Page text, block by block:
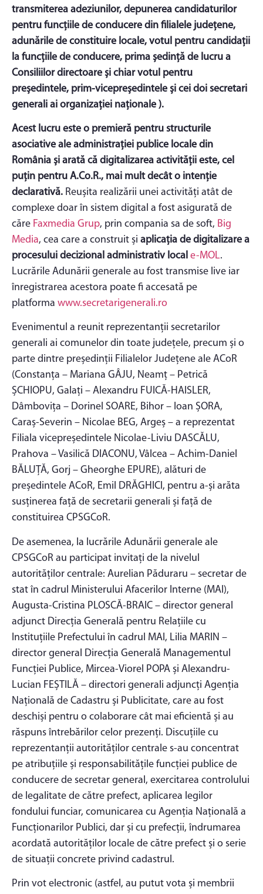
transmiterea adeziunilor, depunerea candidaturilor
pentru funcțiile de conducere din filialele județene,
adunările de constituire locale, votul pentru candidații
la funcțiile de conducere, prima ședință de lucru a
Consiliilor directoare și chiar votul pentru
președintele, prim-vicepreședintele și cei doi secretari
generali ai organizației naționale ).
Acest lucru este o premieră pentru structurile
asociative ale administrației publice locale din
România și arată că digitalizarea activității este, cel
puțin pentru A.Co.R., mai mult decât o intenție
declarativă. Reușita realizării unei activități atât de
complexe doar în sistem digital a fost asigurată de
căre Faxmedia Grup, prin compania sa de soft, Big
Media, cea care a construit și aplicația de digitalizare a
procesului decizional administrativ local e-MOL.
Lucrările Adunării generale au fost transmise live iar
înregistrarea acestora poate fi accesată pe
platforma www.secretarigenerali.ro
Evenimentul a reunit reprezentanții secretarilor
generali ai comunelor din toate județele, precum și o
parte dintre președinții Filialelor Județene ale ACoR
(Constanța – Mariana GÂJU, Neamț – Petrică
ȘCHIOPU, Galați – Alexandru FUICĂ-HAISLER,
Dâmbovița – Dorinel SOARE, Bihor – Ioan ȘORA,
Caraș-Severin – Nicolae BEG, Argeș – a reprezentat
Filiala vicepreședintele Nicolae-Liviu DASCĂLU,
Prahova – Vasilică DIACONU, Vâlcea – Achim-Daniel
BĂLUȚĂ, Gorj – Gheorghe EPURE), alături de
președintele ACoR, Emil DRĂGHICI, pentru a-și arăta
susținerea față de secretarii generali și față de
constituirea CPSGCoR.
De asemenea, la lucrările Adunării generale ale
CPSGCoR au participat invitați de la nivelul
autorităților centrale: Aurelian Păduraru – secretar de
stat în cadrul Ministerului Afacerilor Interne (MAI),
Augusta-Cristina PLOSCĂ-BRAIC – director general
adjunct Direcția Generală pentru Relațiile cu
Instituțiile Prefectului în cadrul MAI, Lilia MARIN –
director general Direcția Generală Managementul
Funcției Publice, Mircea-Viorel POPA și Alexandru-
Lucian FEȘTILĂ – directori generali adjuncți Agenția
Națională de Cadastru și Publicitate, care au fost
deschiși pentru o colaborare cât mai eficientă și au
răspuns întrebărilor celor prezenți. Discuțiile cu
reprezentanții autorităților centrale s-au concentrat
pe atribuțiile și responsabilitățile funcției publice de
conducere de secretar general, exercitarea controlului
de legalitate de către prefect, aplicarea legilor
fondului funciar, comunicarea cu Agenția Națională a
Funcționarilor Publici, dar și cu prefecții, îndrumarea
acordată autorităților locale de către prefect și o serie
de situații concrete privind cadastrul.
Prin vot electronic (astfel, au putut vota și membrii